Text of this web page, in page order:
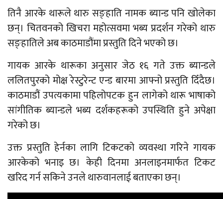
तिनै आरके थारूले थारु सङ्हाति नामक ब्यान्ड पनि खोलेका
छन्। चितवनको खिचरा महोत्सवमा भब्य प्रदर्शन गरेको थारु
सङ्हातिले अब काठमाडौंमा प्रस्तुति दिने भएको छ।
गायक आरके थारूका अनुसार जेठ १६ गते उक्त ब्यान्डले
ललितपुरको मोक्ष रेस्टुरेन्ट एन्ड बारमा आफ्नो प्रस्तुति दिँदैछ।
काठमाडौं उपत्यकामा पहिलोपटक हुन लागेको थारू भाषाको
सांगीतिक ब्यान्डले भब्य दर्शकहरूको उपस्थिति हुने अपेक्षा
गरेको छ।
उक्त प्रस्तुति हेर्नका लागि टिकटको व्यवस्था गरिने गायक
आरकेको भनाइ छ। केही दिनमा अनलाइनमार्फत टिकट
खरिद गर्न सकिने उनले थारुवानलाई बताएका छन्।